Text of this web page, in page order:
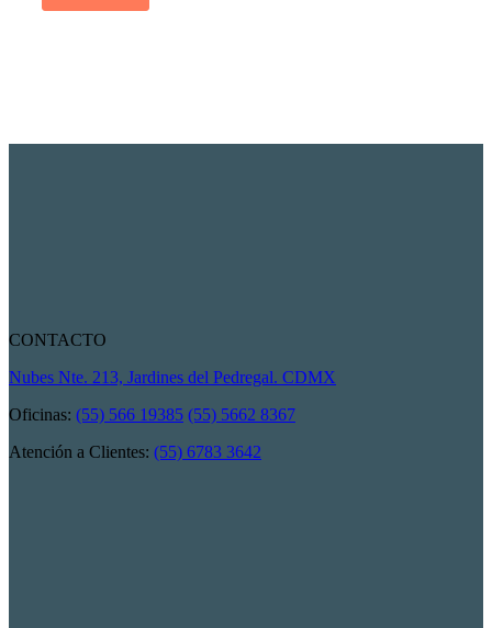
CONTACTO
Nubes Nte. 213, Jardines del Pedregal. CDMX
Oficinas: (55) 566 19385 (55) 5662 8367
Atención a Clientes: (55) 6783 3642